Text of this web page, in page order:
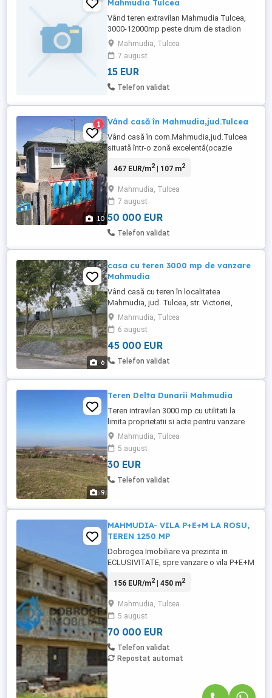
Mahmudia Tulcea
Vând teren extravilan Mahmudia Tulcea,
3000-12000mp peste drum de stadion
Mahmudia, Tulcea
7 august
15 EUR
Telefon validat
10
1 Vând casă în Mahmudia,jud.Tulcea
Vând casă în com.Mahmudia,jud.Tulcea
situată într-o zonă excelentă(ocazie
casă 81 mp+2 anexe de15 și 11 mp) cu
suprafață 410 mp.Se află poziționată
lângă primărie și școală și este aproape
de Dunăre! Este construită din ...
467 EUR/m2| 107 m2
Mahmudia, Tulcea
7 august
50 000 EUR
Telefon validat
6
casa cu teren 3000 mp de vanzare
Mahmudia
Vând casă cu teren în localitatea
Mahmudia, jud. Tulcea, str. Victoriei,
formată din 2 corpuri, 5 camere, suprafață
construită 108 m.p., suprafață totală de
3000 m.p., utilități - apă curentă, energie
electrica, canalizare, încălzire mixtă cu
sobe din teracotă pe lemne și boiler cu ...
Mahmudia, Tulcea
6 august
45 000 EUR
Telefon validat
9
Teren Delta Dunarii Mahmudia
Teren intravilan 3000 mp cu utilitati la
limita proprietatii si acte pentru vanzare
Mahmudia, Tulcea
5 august
30 EUR
Telefon validat
MAHMUDIA- VILA P+E+M LA ROSU,
TEREN 1250 MP
Dobrogea Imobiliare va prezinta in
ECLUSIVITATE, spre vanzare o vila P+E+M
1250 mp, deschidere stradala 30 ml.
Amprenta la sol: 14x14 PARTER: 2 camere,
bucatarie, camara , baie , garaj ETAJ: 5
camere ,baie, terasa . MANSARDA: ...
156 EUR/m2| 450 m2
Mahmudia, Tulcea
5 august
70 000 EUR
Telefon validat
Repostat automat